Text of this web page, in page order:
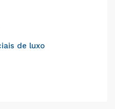
de luxo